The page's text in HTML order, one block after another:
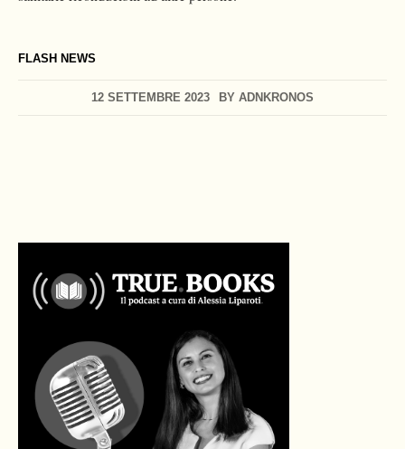
FLASH NEWS
12 SETTEMBRE 2023 BY ADNKRONOS